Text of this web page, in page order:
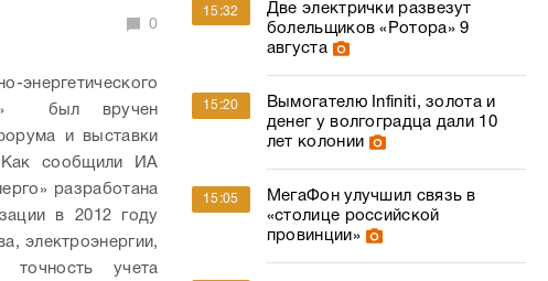
0
энергетического
был вручен
и выставки
Как сообщили ИА
разработана
в 2012 году
электроэнергии,
учета
15:32
Две электрички развезут
болельщиков «Ротора» 9
августа
15:20
Вымогателю Infiniti, золота и
денег у волгоградца дали 10
лет колонии
15:05
МегаФон улучшил связь в
«столице российской
провинции»